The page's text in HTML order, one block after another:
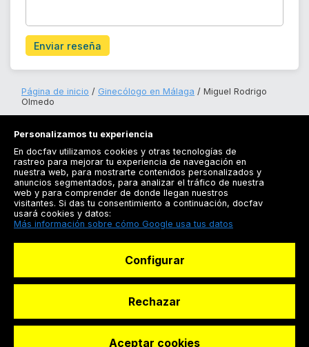
Enviar reseña
Página de inicio Ginecólogo en Málaga
Miguel Rodrigo
Olmedo
Registrarse
Docfav
Personalizamos tu experiencia
En docfav utilizamos cookies y otras tecnologías de
rastreo para mejorar tu experiencia de navegación en
nuestra web, para mostrarte contenidos personalizados y
anuncios segmentados, para analizar el tráfico de nuestra
web y para comprender de donde llegan nuestros
visitantes. Si das tu consentimiento a continuación, docfav
usará cookies y datos:
Más información sobre cómo Google usa tus datos
Configurar
Rechazar
Aceptar cookies